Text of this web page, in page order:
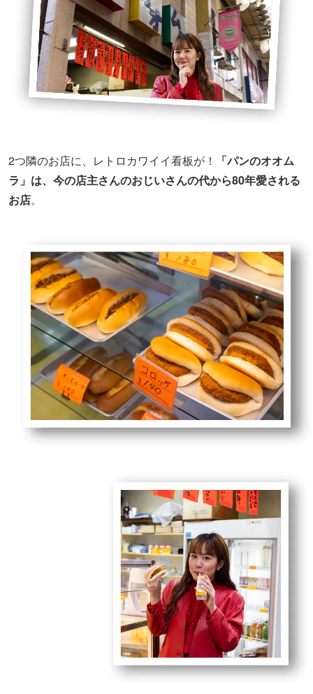
2つ隣のお店に、レトロカワイイ看板が！
「パンのオオム
ラ」は、今の店主さんのおじいさんの代から80年愛される
お店。